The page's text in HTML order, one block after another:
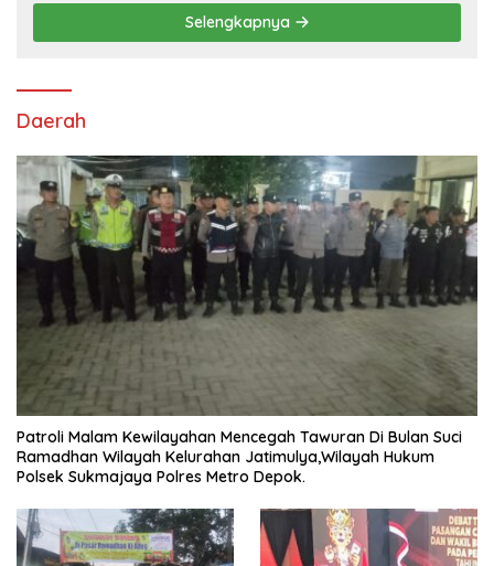
Selengkapnya
Daerah
Patroli Malam Kewilayahan Mencegah Tawuran Di Bulan Suci
Ramadhan Wilayah Kelurahan Jatimulya,Wilayah Hukum
Polsek Sukmajaya Polres Metro Depok.